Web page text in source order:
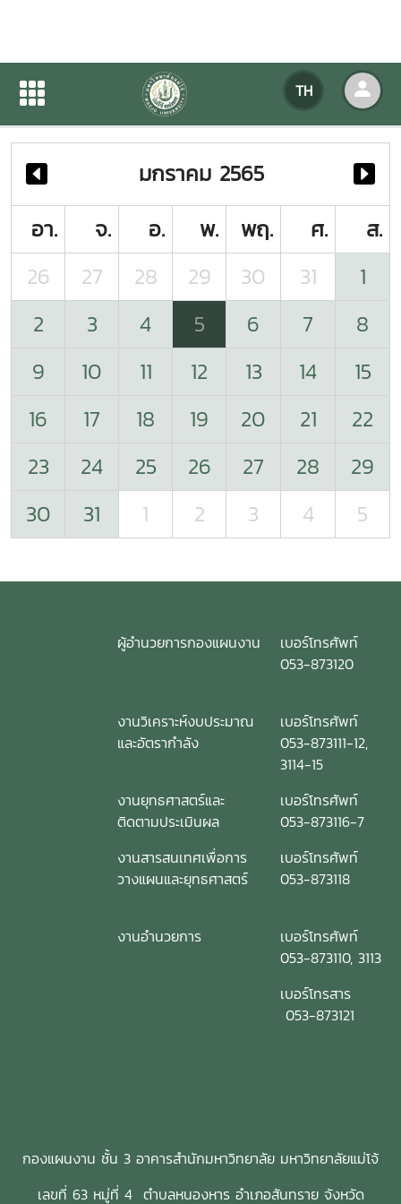
TH
ปฏิทินกิจกรรมของหน่วยงาน
ปฏิทินกิจกรรมของหน่วยงาน
มกราคม 2565
อา.
จ. อ. พ. พฤ. ศ.
ส.
26
27 28 29 30 31
1
2
3 4 5 6 7
8
9
10 11 12 13 14
15
16
17 18 19 20 21
22
23
24 25 26 27 28
29
30
31 1 2 3 4 5
ผู้อำนวยการกองแผนงาน
เบอร์โทรศัพท์
053-873120
งานวิเคราะห์งบประมาณ
และอัตรากำลัง
เบอร์โทรศัพท์
053-873111-12,
3114-15
งานยุทธศาสตร์และ
ติดตามประเมินผล
เบอร์โทรศัพท์
053-873116-7
งานสารสนเทศเพื่อการ
วางแผนและยุทธศาสตร์
เบอร์โทรศัพท์
053-873118
งานอำนวยการ
เบอร์โทรศัพท์
053-873110, 3113
เบอร์โทรสาร
053-873121
กองแผนงาน ชั้น 3 อาคารสำนักมหาวิทยาลัย มหาวิทยาลัยแม่โจ้
เลขที่ 63 หมู่ที่ 4 ตำบลหนองหาร อำเภอสันทราย จังหวัด